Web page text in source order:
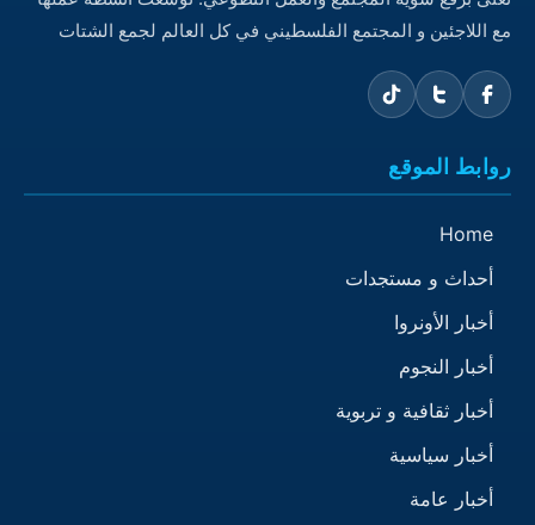
مع اللاجئين و المجتمع الفلسطيني في كل العالم لجمع الشتات
روابط الموقع
Home
أحداث و مستجدات
أخبار الأونروا
أخبار النجوم
أخبار ثقافية و تربوية
أخبار سياسية
أخبار عامة